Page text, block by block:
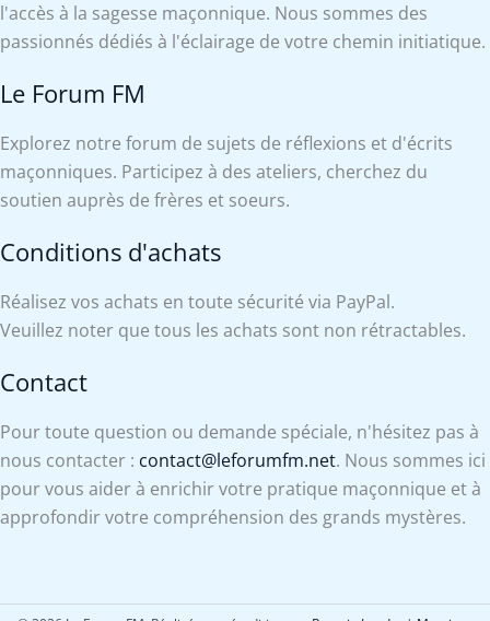
l'accès à la sagesse maçonnique. Nous sommes des
passionnés dédiés à l'éclairage de votre chemin initiatique.
Le Forum FM
Explorez notre forum de sujets de réflexions et d'écrits
maçonniques. Participez à des ateliers, cherchez du
soutien auprès de frères et soeurs.
Conditions d'achats
Réalisez vos achats en toute sécurité via PayPal.
Veuillez noter que tous les achats sont non rétractables.
Contact
Pour toute question ou demande spéciale, n'hésitez pas à
nous contacter : contact@leforumfm.net. Nous sommes ici
pour vous aider à enrichir votre pratique maçonnique et à
approfondir votre compréhension des grands mystères.